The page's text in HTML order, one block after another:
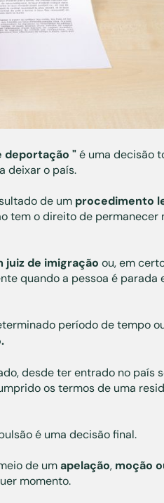
deportação "é uma decisão
deixar o país.
de um procedimento
tem o direito de
juiz de imigração ou, em
quando a pessoa é parada
período de tempo
desde ter entrado no país
os termos de uma
é uma decisão final.
de umapelação, moção
momento.